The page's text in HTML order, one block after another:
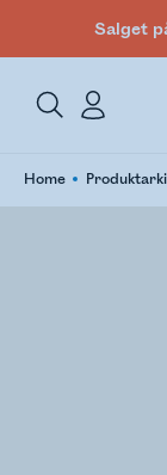
Salget
Home